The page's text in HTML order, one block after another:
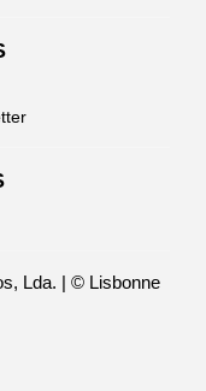
Lda. | © Lisbonne